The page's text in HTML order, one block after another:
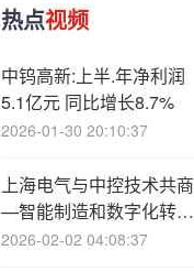
热点视频
中钨高新:上半.年净利润
5.1亿元 同比增长8.7%
2026-01-30 20:10:37
上海电气与中控技术共商
—智能制造和数字化转型
合?作
2026-02-02 04:08:37